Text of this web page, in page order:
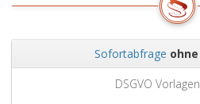
Sofortabfrage ohne
DSGVO Vorlagen